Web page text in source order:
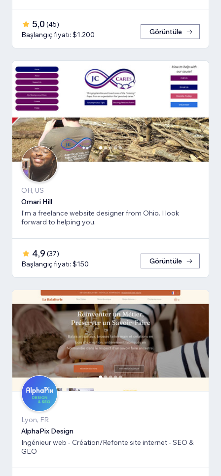
5,0 (45)
Başlangıç fiyatı: $1.200
Görüntüle
OH, US
Omari Hill
I'm a freelance website designer from Ohio. I look
forward to helping you.
4,9 (37)
Başlangıç fiyatı: $150
Görüntüle
Lyon, FR
AlphaPix Design
Ingénieur web - Création/Refonte site internet - SEO &
GEO